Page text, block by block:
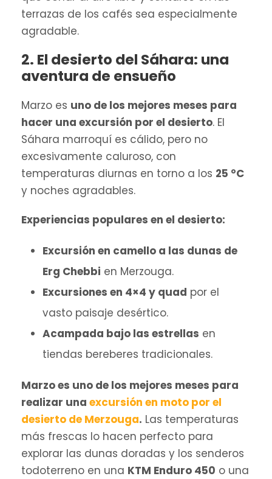
terrazas de los cafés sea especialmente
agradable.
2. El desierto del Sáhara: una
aventura de ensueño
Marzo es uno de los mejores meses para
hacer una excursión por el desierto. El
Sáhara marroquí es cálido, pero no
excesivamente caluroso, con
temperaturas diurnas en torno a los 25 °C
y noches agradables.
Experiencias populares en el desierto:
Excursión en camello a las dunas de
Erg Chebbi en Merzouga.
Excursiones en 4×4 y quad por el
vasto paisaje desértico.
Acampada bajo las estrellas en
tiendas bereberes tradicionales.
Marzo es uno de los mejores meses para
realizar una excursión en moto por el
desierto de Merzouga. Las temperaturas
más frescas lo hacen perfecto para
explorar las dunas doradas y los senderos
todoterreno en una KTM Enduro 450 o una